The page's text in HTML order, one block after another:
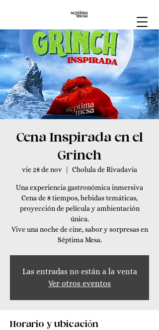
Cena Inspirada en el
Grinch
vie 28 de nov Cholula de Rivadavia
Una experiencia gastronómica inmersiva
Cena de 8 tiempos, bebidas temáticas,
proyección de película y ambientación
única.
Vive una noche de cine, sabor y sorpresas en
Séptima Mesa.
Las entradas no están a la venta
Ver otros eventos
Horario y ubicación